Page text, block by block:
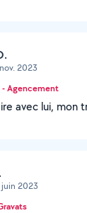
2023
- Agencement
avec lui, mon
2023